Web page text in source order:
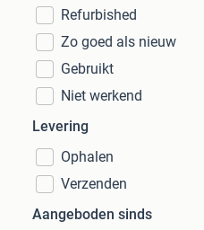
Refurbished
Zo goed als nieuw
Gebruikt
Niet werkend
Levering
Ophalen
Verzenden
Aangeboden sinds